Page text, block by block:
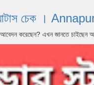
স্ট্যাটাস চেক
করেছেন? এখন জানতে চাইছেন